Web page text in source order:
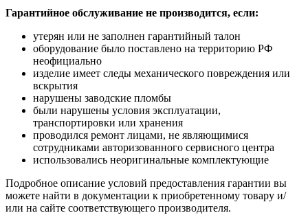
Гарантийное обслуживание не производится, если:
утерян или не заполнен гарантийный талон
оборудование было поставлено на территорию РФ
неофициально
изделие имеет следы механического повреждения или
вскрытия
нарушены заводские пломбы
были нарушены условия эксплуатации,
транспортировки или хранения
проводился ремонт лицами, не являющимися
сотрудниками авторизованного сервисного центра
использовались неоригинальные комплектующие
Подробное описание условий предоставления гарантии вы
можете найти в документации к приобретенному товару и/
или на сайте соответствующего производителя.